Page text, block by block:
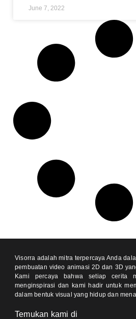
June 7, 2022
Visorra adalah mitra terpercaya Anda
pembuatan video animasi 2D dan 3D
Kami percaya bahwa setiap cerita
menginspirasi dan kami hadir untuk
dalam bentuk visual yang hidup dan
Temukan kami di